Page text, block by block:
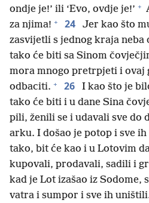
ondje je!’ ili ‘Evo, ovdje je!’ +
za njima! + 24 Jer kao što
zasvijetli s jednog kraja neba
tako će biti sa Sinom
mora mnogo pretrpjeti i ovaj
odbaciti. + 26 I kao što je
tako će biti i u dane Sina
pili, ženili se i udavali sve do
arku. I došao je potop i sve
tako, bit će kao i u Lotovim
kupovali, prodavali, sadili i
kad je Lot izašao iz Sodome,
vatra i sumpor i sve ih